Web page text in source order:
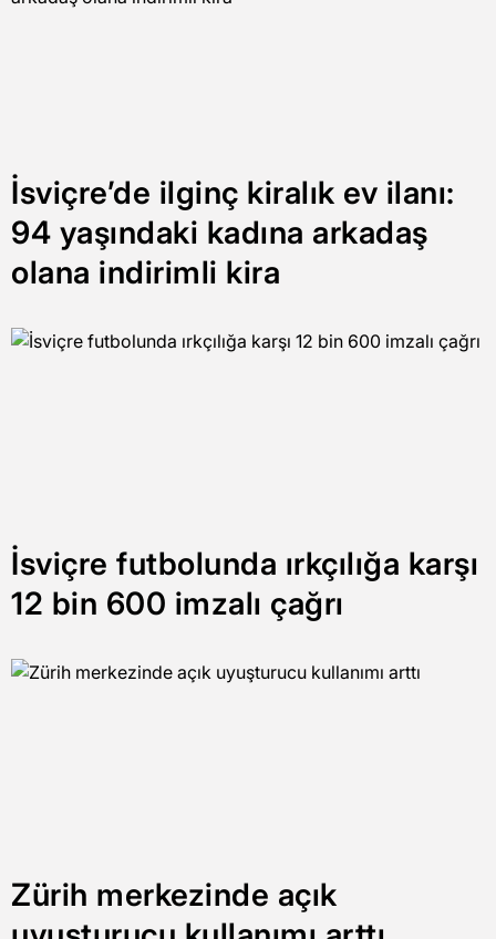
İsviçre’de ilginç kiralık ev ilanı:
94 yaşındaki kadına arkadaş
olana indirimli kira
İsviçre futbolunda ırkçılığa karşı
12 bin 600 imzalı çağrı
Zürih merkezinde açık